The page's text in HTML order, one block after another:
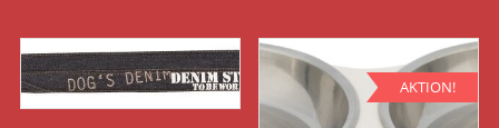
AKTION!